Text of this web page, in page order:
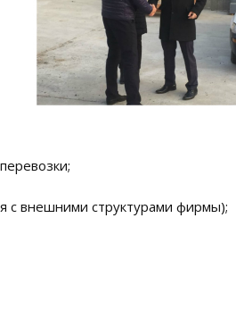
с внешними структурами фирмы);